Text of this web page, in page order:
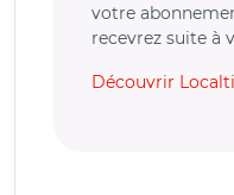
votre
recevrez suite à
Découvrir